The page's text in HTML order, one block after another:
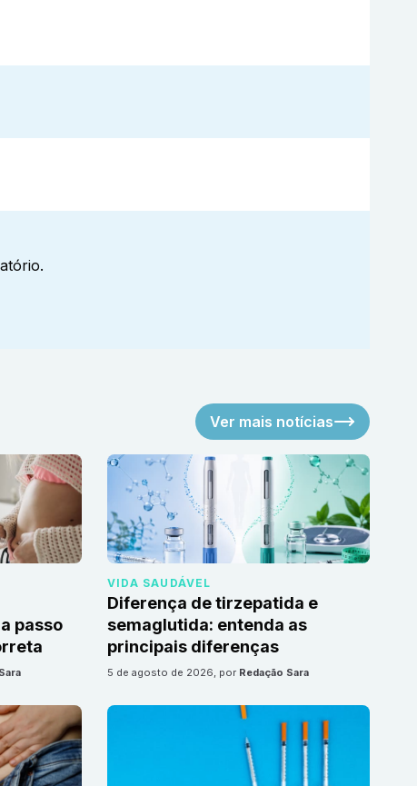
Ver mais notícias
passo
VIDA SAUDÁVEL
Diferença de tirzepatida e
semaglutida: entenda as
principais diferenças
5 de agosto de 2026, por Redação Sara